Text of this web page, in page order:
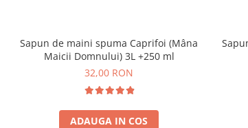
Sapun de maini spuma Caprifoi (Mâna
Maicii Domnului) 3L +250 ml
32,00 RON
ADAUGA IN COS